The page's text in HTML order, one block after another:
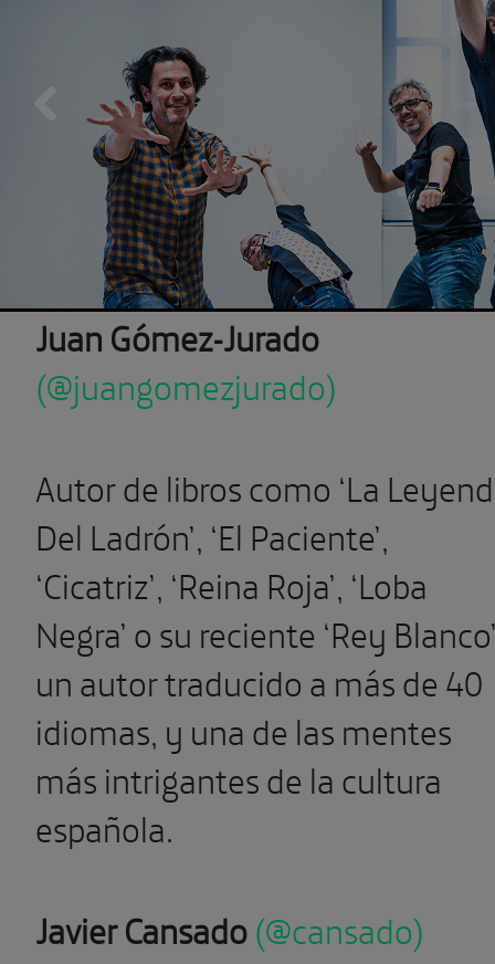
Juan Gómez-Jurado
(@juangomezjurado)
Autor de libros como ‘La
Del Ladrón’, ‘El Paciente’,
‘Cicatriz’, ‘Reina Roja’, ‘Loba
Negra’ o su reciente ‘Rey
un autor traducido a más de 40
idiomas, y una de las mentes
más intrigantes de la cultura
española.
Javier Cansado(@cansado)